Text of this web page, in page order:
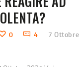
0 4
7 Ottobre